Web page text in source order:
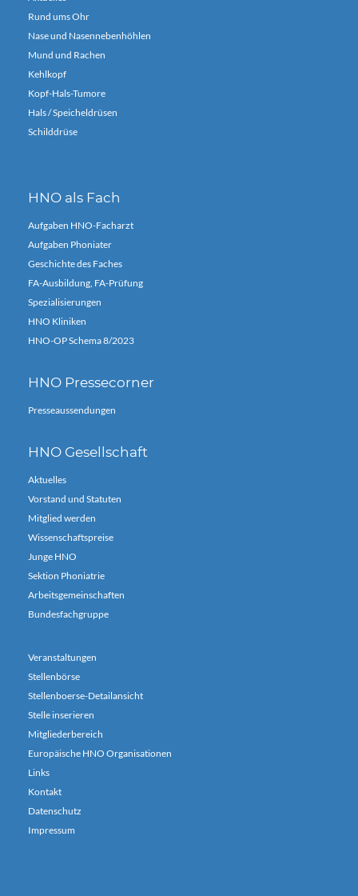
Rund ums Ohr
Nase und Nasennebenhöhlen
Mund und Rachen
Kehlkopf
Kopf-Hals-Tumore
Hals / Speicheldrüsen
Schilddrüse
HNO als Fach
Aufgaben HNO-Facharzt
Aufgaben Phoniater
Geschichte des Faches
FA-Ausbildung, FA-Prüfung
Spezialisierungen
HNO Kliniken
HNO-OP Schema 8/2023
HNO Pressecorner
Presseaussendungen
HNO Gesellschaft
Aktuelles
Vorstand und Statuten
Mitglied werden
Wissenschaftspreise
Junge HNO
Sektion Phoniatrie
Arbeitsgemeinschaften
Bundesfachgruppe
Veranstaltungen
Stellenbörse
Stellenboerse-Detailansicht
Stelle inserieren
Mitgliederbereich
Europäische HNO Organisationen
Links
Kontakt
Datenschutz
Impressum